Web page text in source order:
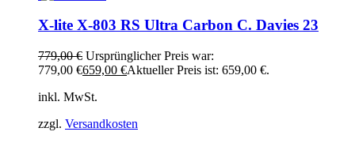
X-lite X-803 RS Ultra Carbon C. Davies 23
779,00€ Ursprünglicher Preis war:
779,00 €659,00 €Aktueller Preis ist: 659,00 €.
inkl. MwSt.
zzgl. Versandkosten